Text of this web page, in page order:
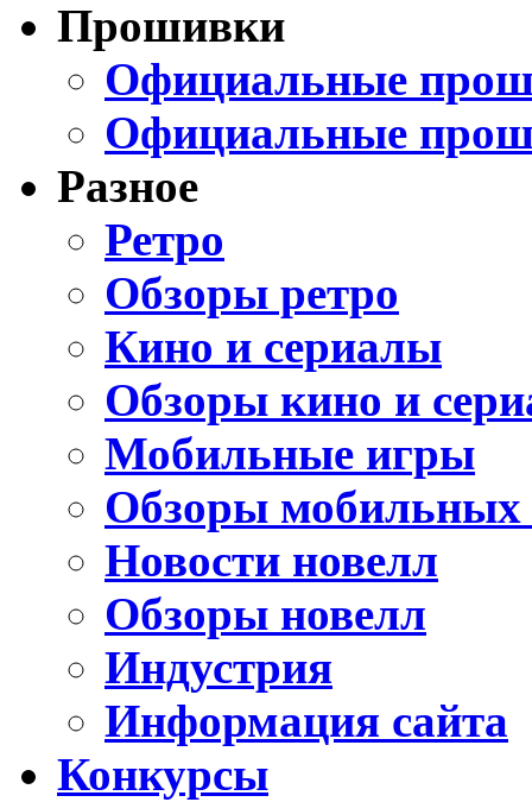
Прошивки
Официальные
Официальные
Разное
Ретро
Обзоры ретро
Кино и сериалы
Обзоры кино и
Мобильные игры
Обзоры мобильных
Новости новелл
Обзоры новелл
Индустрия
Информация сайта
Конкурсы